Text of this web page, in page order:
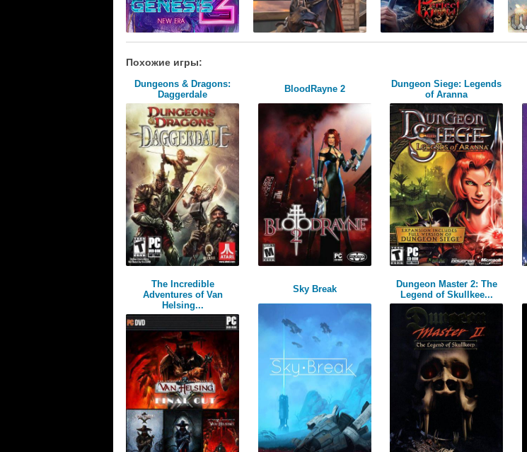
Похожие игры:
Dungeons & Dragons:
Daggerdale
BloodRayne 2
Dungeon Siege: Legends
of Aranna
The Incredible
Adventures of Van
Helsing...
Sky Break
Dungeon Master 2: The
Legend of Skullkee...